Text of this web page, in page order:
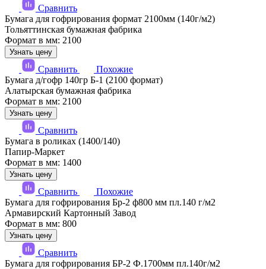
Сравнить
Бумага для гофрирования формат 2100мм (140г/м2)
Тольяттинская бумажная фабрика
Формат в мм: 2100
Узнать цену
Сравнить
Похожие
Бумага д/гофр 140гр Б-1 (2100 формат)
Алатырская бумажная фабрика
Формат в мм: 2100
Узнать цену
Сравнить
Бумага в роликах (1400/140)
Папир-Маркет
Формат в мм: 1400
Узнать цену
Сравнить
Похожие
Бумага для гофрирования Бр-2 ф800 мм пл.140 г/м2
Армавирский Картонный Завод
Формат в мм: 800
Узнать цену
Сравнить
Бумага для гофрирования БР-2 Ф.1700мм пл.140г/м2